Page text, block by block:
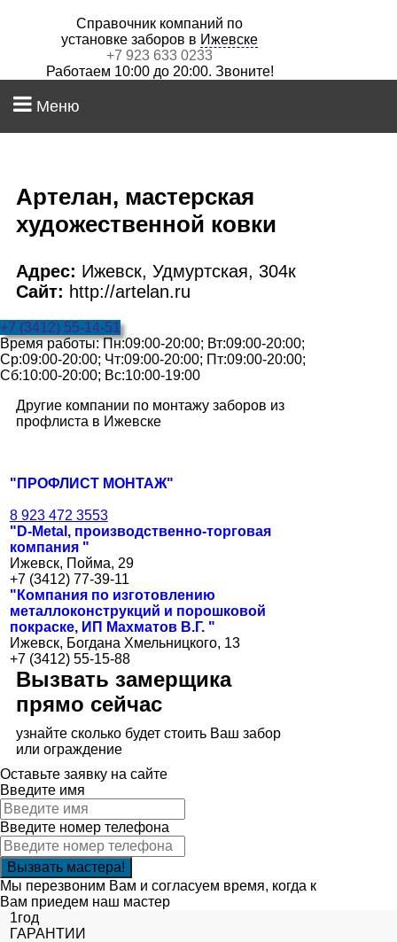
Справочник компаний по
установке заборов в Ижевске
+7 923 633 0233
Работаем 10:00 до 20:00. Звоните!
Меню
Артелан, мастерская
художественной ковки
Адрес: Ижевск, Удмуртская, 304к
Сайт: http://artelan.ru
+7 (3412) 55-14-51
Время работы: Пн:09:00-20:00; Вт:09:00-20:00;
Ср:09:00-20:00; Чт:09:00-20:00; Пт:09:00-20:00;
Сб:10:00-20:00; Вс:10:00-19:00
Другие компании по монтажу заборов из
профлиста в Ижевске
"ПРОФЛИСТ МОНТАЖ"
8 923 472 3553
"D-Metal, производственно-торговая
компания "
Ижевск, Пойма, 29
+7 (3412) 77-39-11
"Компания по изготовлению
металлоконструкций и порошковой
покраске, ИП Махматов В.Г. "
Ижевск, Богдана Хмельницкого, 13
+7 (3412) 55-15-88
Вызвать замерщика
прямо сейчас
узнайте сколько будет стоить Ваш забор
или ограждение
Оставьте заявку на сайте
Введите имя
Введите номер телефона
Мы перезвоним Вам и согласуем время, когда к
Вам приедем наш мастер
1год
ГАРАНТИИ